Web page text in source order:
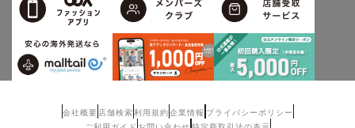
会社概要 店舗検索利用規約企業情報 プライバシーポリシー